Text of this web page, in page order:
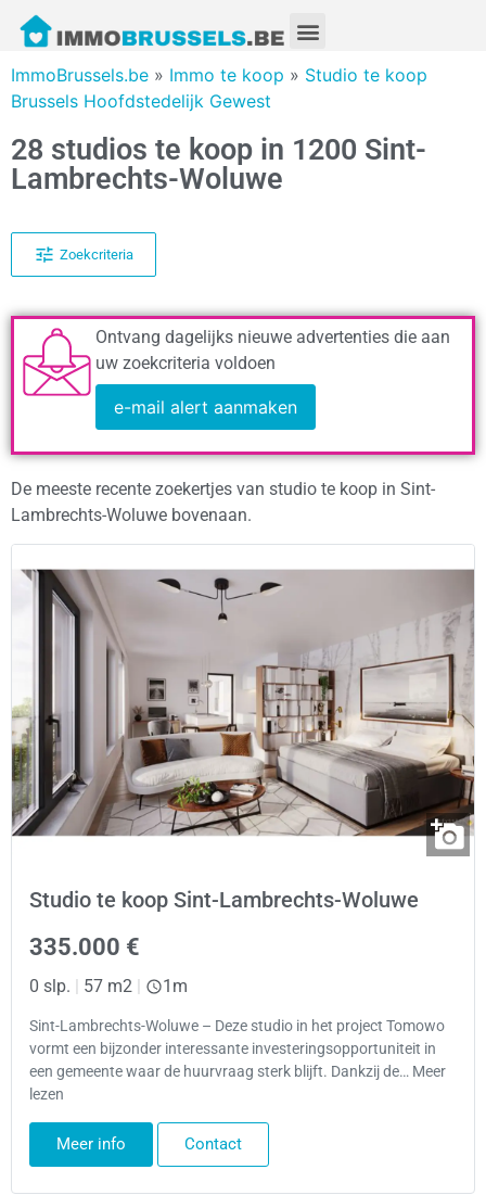
ImmoBrussels.be » Immo te koop » Studio te koop
Brussels Hoofdstedelijk Gewest
28 studios te koop in 1200 Sint-
Lambrechts-Woluwe
Zoekcriteria
Ontvang dagelijks nieuwe advertenties die aan
uw zoekcriteria voldoen
e-mail alert aanmaken
De meeste recente zoekertjes van studio te koop in Sint-
Lambrechts-Woluwe bovenaan.
Studio te koop Sint-Lambrechts-Woluwe
335.000 €
0 slp. | 57 m2 | 1m
Sint-Lambrechts-Woluwe – Deze studio in het project Tomowo
vormt een bijzonder interessante investeringsopportuniteit in
een gemeente waar de huurvraag sterk blijft. Dankzij de… Meer
lezen
Meer info Contact